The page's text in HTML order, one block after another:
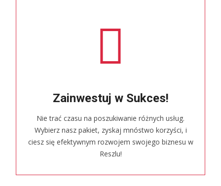
Zainwestuj w Sukces!
Nie trać czasu na poszukiwanie różnych usług.
Wybierz nasz pakiet, zyskaj mnóstwo korzyści, i
ciesz się efektywnym rozwojem swojego biznesu w
Reszlu!